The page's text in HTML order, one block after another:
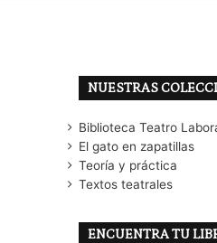
NUESTRAS
Biblioteca Teatro
El gato en zapatillas
Teoría y práctica
Textos teatrales
ENCUENTRA TU